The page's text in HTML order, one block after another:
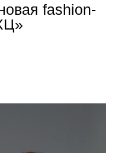
fashion-